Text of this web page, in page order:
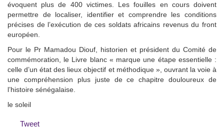
évoquent plus de 400 victimes. Les fouilles en cours doivent
permettre de localiser, identifier et comprendre les conditions
précises de l’exécution de ces soldats africains revenus du front
européen.
Pour le Pr Mamadou Diouf, historien et président du Comité de
commémoration, le Livre blanc « marque une étape essentielle :
celle d’un état des lieux objectif et méthodique », ouvrant la voie à
une compréhension plus juste de ce chapitre douloureux de
l’histoire sénégalaise.
le soleil
Tweet